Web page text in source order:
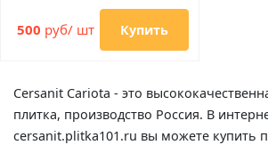
500 руб/ шт Купить
Cersanit Cariota - это
плитка, производство Россия. В
cersanit.plitka101.ru вы можете купить